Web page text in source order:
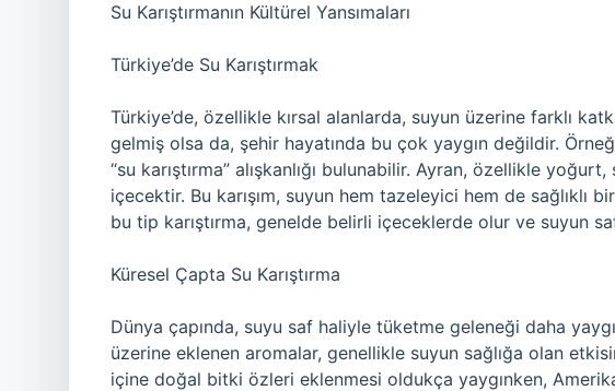
Su Karıştırmanın Kültürel Yansımaları
Türkiye’de Su Karıştırmak
Türkiye’de, özellikle kırsal alanlarda, suyun üzerine farklı
gelmiş olsa da, şehir hayatında bu çok yaygın değildir.
“su karıştırma” alışkanlığı bulunabilir. Ayran, özellikle
içecektir. Bu karışım, suyun hem tazeleyici hem de sağlıklı
bu tip karıştırma, genelde belirli içeceklerde olur ve suyun
Küresel Çapta Su Karıştırma
Dünya çapında, suyu saf haliyle tüketme geleneği daha
üzerine eklenen aromalar, genellikle suyun sağlığa olan
içine doğal bitki özleri eklenmesi oldukça yaygınken,